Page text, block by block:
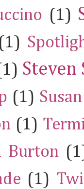
(1)
(1)
Steven
(1)
(1)
Burton
(1)